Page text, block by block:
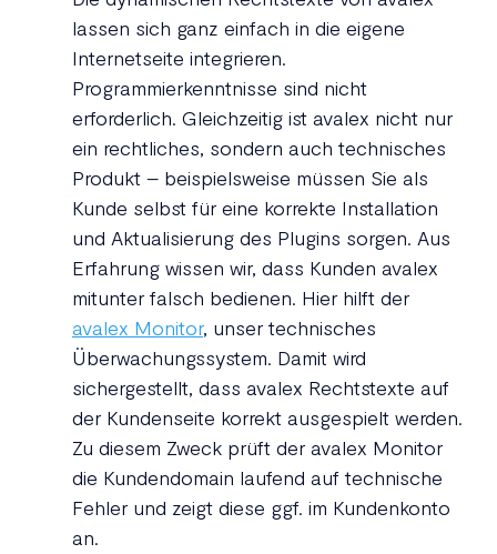
lassen sich ganz einfach in die eigene
Internetseite integrieren.
Programmierkenntnisse sind nicht
erforderlich. Gleichzeitig ist avalex nicht nur
ein rechtliches, sondern auch technisches
Produkt – beispielsweise müssen Sie als
Kunde selbst für eine korrekte Installation
und Aktualisierung des Plugins sorgen. Aus
Erfahrung wissen wir, dass Kunden avalex
mitunter falsch bedienen. Hier hilft der
avalex Monitor, unser technisches
Überwachungssystem. Damit wird
sichergestellt, dass avalex Rechtstexte auf
der Kundenseite korrekt ausgespielt werden.
Zu diesem Zweck prüft der avalex Monitor
die Kundendomain laufend auf technische
Fehler und zeigt diese ggf. im Kundenkonto
an.